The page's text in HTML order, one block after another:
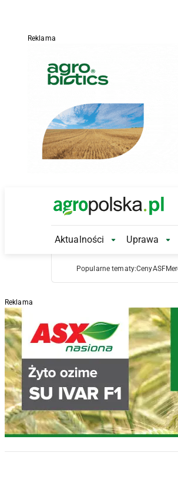
Reklama
Main Logo
Aktualności Aktualności
Uprawa
Popularne tematy:CenyASF
Reklama